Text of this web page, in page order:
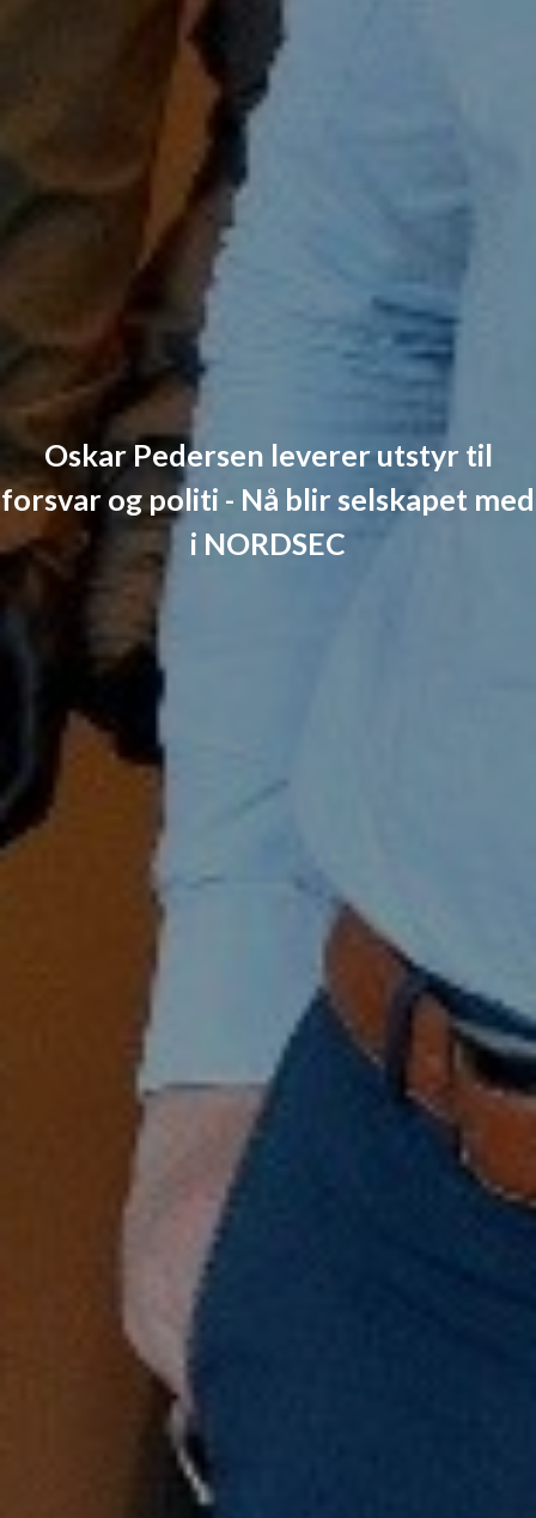
Oskar Pedersen leverer utstyr til
forsvar og politi - Nå blir selskapet med
i NORDSEC